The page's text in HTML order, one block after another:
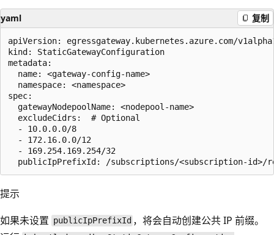
yaml 复制
apiVersion: egressgateway.kubernetes.azure.com/
kind: StaticGatewayConfiguration
metadata:
  name: <gateway-config-name>
  namespace: <namespace>
spec:
  gatewayNodepoolName: <nodepool-name>
  excludeCidrs:  # Optional
  - 10.0.0.0/8
  - 172.16.0.0/12
  - 169.254.169.254/32
提示
如果未设置 publicIpPrefixId ，将会自动创建公共 IP 前缀。